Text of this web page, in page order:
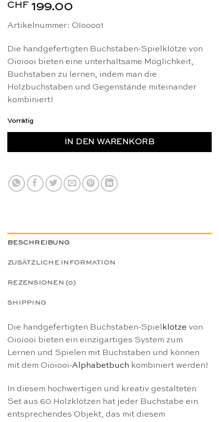
CHF 199.00
Artikelnummer: OIoooo1
Die handgefertigten Buchstaben-Spielklötze von
Oioiooi bieten eine unterhaltsame Möglichkeit,
Buchstaben zu lernen, indem man die
Holzbuchstaben und Gegenstände miteinander
kombiniert!
Vorrätig
IN DEN WARENKORB
BESCHREIBUNG
ZUSÄTZLICHE INFORMATION
REZENSIONEN (0)
SHIPPING
Die handgefertigten Buchstaben-Spiel klötze von
Oioiooi bieten ein einzigartiges System zum
Lernen und Spielen mit Buchstaben und können
mit dem Oioiooi-Alphabetbuch kombiniert werden!
In diesem hochwertigen und kreativ gestalteten
Set aus 60 Holzklötzen hat jeder Buchstabe ein
entsprechendes Objekt, das mit diesem